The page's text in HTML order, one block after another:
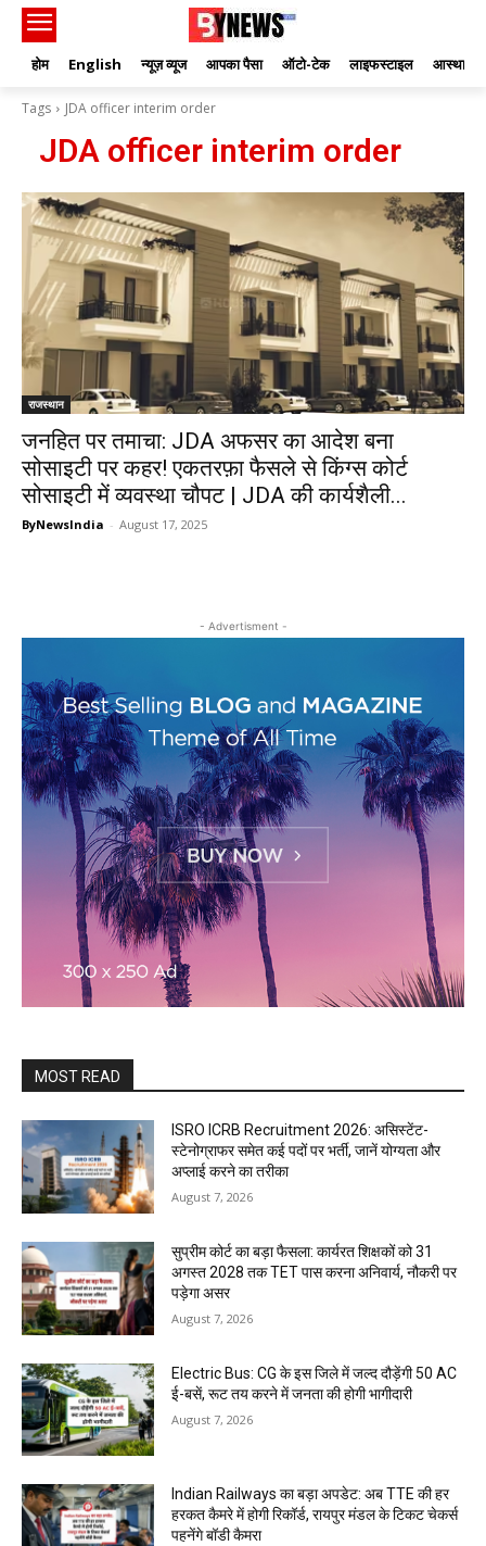
होम English न्यूज़ व्यूज आपका पैसा ऑटो-टेक लाइफस्टाइल आस्था
Tags JDA officer interim order
JDA officer interim order
राजस्थान
जनहित पर तमाचा: JDA अफसर का आदेश बना
सोसाइटी पर कहर! एकतरफ़ा फैसले से किंग्स कोर्ट
सोसाइटी में व्यवस्था चौपट | JDA की कार्यशैली...
ByNewsIndia - August 17, 2025
- Advertisment -
MOST READ
ISRO ICRB Recruitment 2026: असिस्टेंट-
स्टेनोग्राफर समेत कई पदों पर भर्ती, जानें योग्यता और
अप्लाई करने का तरीका
August 7, 2026
सुप्रीम कोर्ट का बड़ा फैसला: कार्यरत शिक्षकों को 31
अगस्त 2028 तक TET पास करना अनिवार्य, नौकरी पर
पड़ेगा असर
August 7, 2026
Electric Bus: CG के इस जिले में जल्द दौड़ेंगी 50 AC
ई-बसें, रूट तय करने में जनता की होगी भागीदारी
August 7, 2026
Indian Railways का बड़ा अपडेट: अब TTE की हर
हरकत कैमरे में होगी रिकॉर्ड, रायपुर मंडल के टिकट चेकर्स
पहनेंगे बॉडी कैमरा